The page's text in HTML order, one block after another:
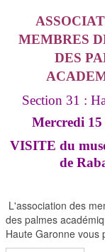
MEMBRES
DES
Section 31 :
Mercredi
VISITE du
de
L'association des
des palmes
Haute Garonne vous